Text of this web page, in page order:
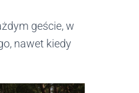
geście, w
nawet kiedy